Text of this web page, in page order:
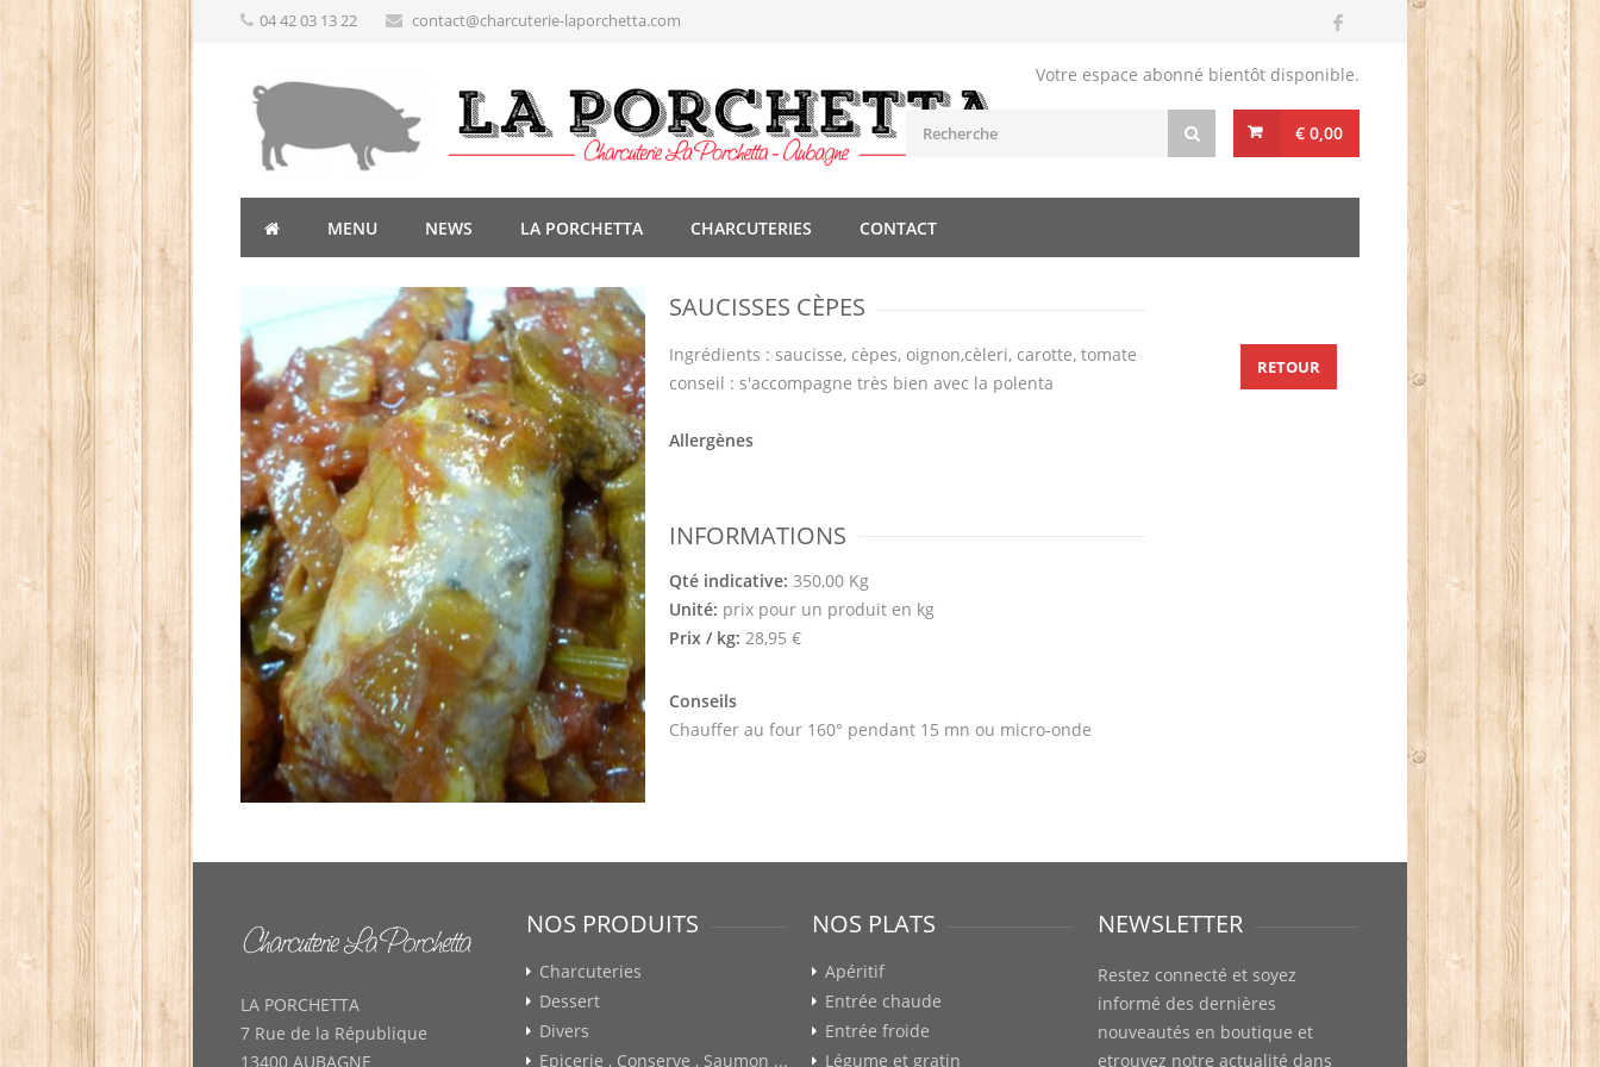
04 42 03 13 22 contact@charcuterie-laporchetta.com
Votre espace abonné bientôt disponible.
€ 0,00
MENU NEWS LA PORCHETTA CHARCUTERIES CONTACT
SAUCISSES CÈPES
Ingrédients : saucisse, cèpes, oignon,cèleri, carotte, tomate
conseil : s'accompagne très bien avec la polenta
Allergènes
INFORMATIONS
Qté indicative: 350,00 Kg
Unité: prix pour un produit en kg
Prix / kg: 28,95 €
Conseils
Chauffer au four 160° pendant 15 mn ou micro-onde
RETOUR
LA PORCHETTA
7 Rue de la République
13400 AUBAGNE
NOS PRODUITS
Charcuteries
Dessert
Divers
Epicerie , Conserve , Saumon ...
NOS PLATS
Apéritif
Entrée chaude
Entrée froide
Légume et gratin
NEWSLETTER
Restez connecté et soyez
informé des dernières
nouveautés en boutique et
etrouvez notre actualité dans